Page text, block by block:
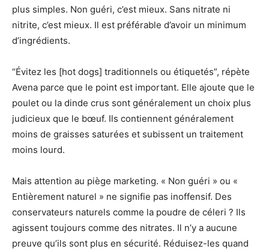
plus simples. Non guéri, c’est mieux. Sans nitrate ni
nitrite, c’est mieux. Il est préférable d’avoir un minimum
d’ingrédients.
“Évitez les [hot dogs] traditionnels ou étiquetés”, répète
Avena parce que le point est important. Elle ajoute que le
poulet ou la dinde crus sont généralement un choix plus
judicieux que le bœuf. Ils contiennent généralement
moins de graisses saturées et subissent un traitement
moins lourd.
Mais attention au piège marketing. « Non guéri » ou «
Entièrement naturel » ne signifie pas inoffensif. Des
conservateurs naturels comme la poudre de céleri ? Ils
agissent toujours comme des nitrates. Il n’y a aucune
preuve qu’ils sont plus en sécurité. Réduisez-les quand